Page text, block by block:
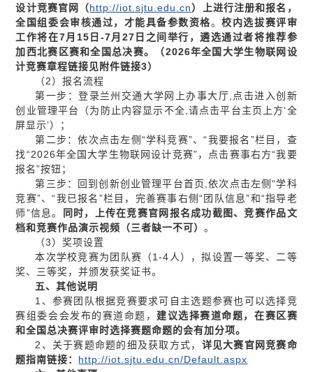
设计竞赛官网（http://iot.sjtu.edu.cn）上进行注册和报名，
全国组委会审核通过，才能具备参数资格。校内选拔赛评审
工作将在7月15日-7月27日之间举行，遴选通过者将推荐参
加西北赛区赛和全国总决赛。（2026年全国大学生物联网设
计竞赛章程链接见附件链接3）
（2）报名流程
第一步：登录兰州交通大学网上办事大厅,点击进入创新
创业管理平台（为防止内容显示不全,请点击平台主页上方‘全
屏显示’）；
第二步：依次点击左侧“学科竞赛”、“我要报名”栏目，查
找“2026年全国大学生物联网设计竞赛”，点击赛事右方“我要
报名”按钮；
第三步：回到创新创业管理平台首页,依次点击左侧“学科
竞赛”、“我已报名”栏目，完善赛事右侧“团队信息”和“指导老
师”信息。
同时，上传在竞赛官网报名成功截图、竞赛作品文
档和竞赛作品演示视频（三者缺一不可）。
（3）奖项设置
本次学校竞赛为团队赛（1-4人），拟设置一等奖、二等
奖、三等奖，并颁发获奖证书。
五、其他说明
1、参赛团队根据竞赛要求可自主选题参赛也可以选择竞
赛组委会会发布的赛道命题， 建议选择赛道命题，在赛区赛
和全国总决赛评审时选择赛题命题的会有加分项。
2、关于赛题命题的细及获取方式， 详见大赛官网竞赛命
题指南链接： http://iot.sjtu.edu.cn/Default.aspx